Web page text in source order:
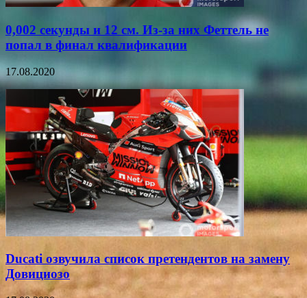
0,002 секунды и 12 см. Из-за них Феттель не
попал в финал квалификации
17.08.2020
Ducati озвучила список претендентов на замену
Довициозо